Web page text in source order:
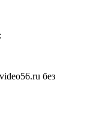
без